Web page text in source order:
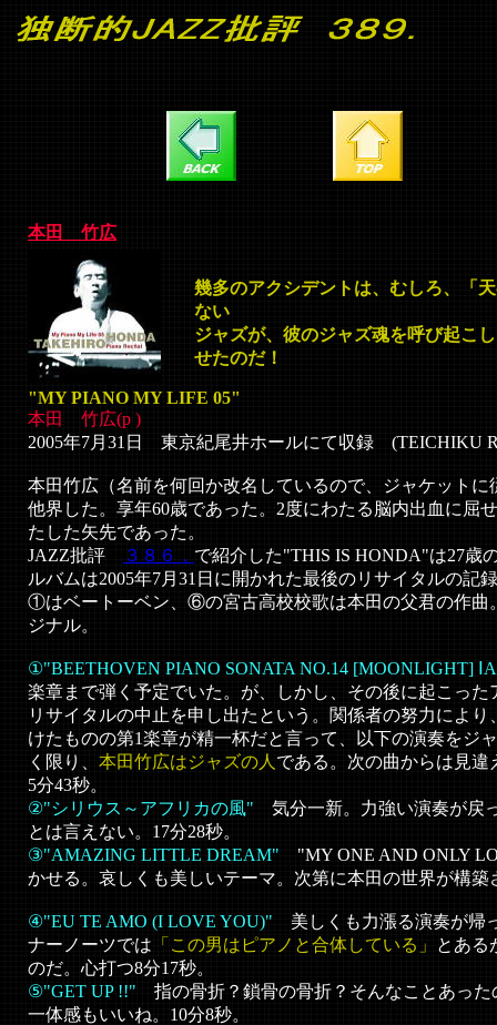
本田 竹広
幾多のアクシデントは、 むしろ、「
ない
ジャズが、彼のジャズ魂を呼び起こ
せたのだ！
"MY PIANO MY LIFE 05"
本田 竹広(p )
2005年7月31日 東京紀尾井ホールにて収録 (TEICHIKU
本田竹広（名前を何回か改名しているので、ジャケットに
他界した。享年60歳であった。2度にわたる脳内出血に屈
たした矢先であった。
JAZZ批評
３８６． で紹介した"THIS IS HONDA"は27歳
ルバムは2005年7月31日に開かれた最後のリサイタルの記
①はベートーベン、⑥の宮古高校校歌は本田の父君の作曲
ジナル。
①"BEETHOVEN PIANO SONATA NO.14 [MOONLIGHT]
楽章まで弾く予定でいた。が、しかし、その後に起こっ
リサイタルの中止を申し出たという。関係者の努力によ
けたものの第1楽章が精一杯だと言って、以下の演奏をジ
く限り、 本田竹広はジャズの人 である。次の曲からは見
5分43秒。
②"シリウス～アフリカの風" 気分一新。力強い演奏が戻
とは言えない。17分28秒。
③"AMAZING LITTLE DREAM" "MY ONE AND ONLY
かせる。哀しくも美しいテーマ。次第に本田の世界が構築
④"EU TE AMO (I LOVE YOU)" 美しくも力漲る演奏が帰
ナーノーツでは 「この男はピアノと合体している」
とある
のだ。心打つ8分17秒。
⑤"GET UP !!"
指の骨折？鎖骨の骨折？そんなことあった
一体感もいいね。10分8秒。